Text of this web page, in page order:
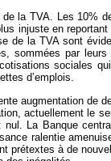
la TVA. Les 10%
injuste en
de la TVA sont
sommées par
sociales
d’emplois.
augmentation de
actuellement le
La Banque
ralentie
prétextes à de